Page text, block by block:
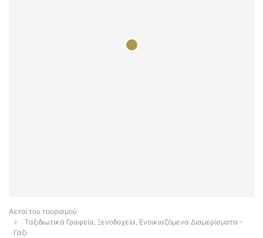
Αετοί του τουρισμού
Ταξιδιωτικά Γραφεία, Ξενοδοχεία, Ενοικιαζόμενα Διαμερίσματα -
Γάζι